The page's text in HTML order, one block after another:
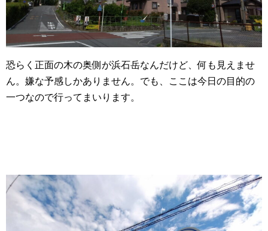
恐らく正面の木の奥側が浜石岳なんだけど、何も見えませ
ん。嫌な予感しかありません。でも、ここは今日の目的の
一つなので行ってまいります。